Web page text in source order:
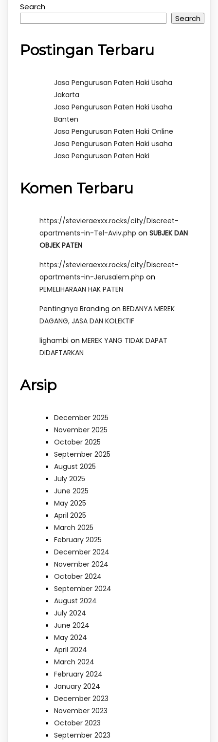
Search
Search
Postingan Terbaru
Jasa Pengurusan Paten Haki Usaha
Jakarta
Jasa Pengurusan Paten Haki Usaha
Banten
Jasa Pengurusan Paten Haki Online
Jasa Pengurusan Paten Haki usaha
Jasa Pengurusan Paten Haki
Komen Terbaru
https://stevieraexxx.rocks/city/Discreet-
apartments-in-Tel-Aviv.php on SUBJEK DAN
OBJEK PATEN
https://stevieraexxx.rocks/city/Discreet-
apartments-in-Jerusalem.php on
PEMELIHARAAN HAK PATEN
Pentingnya Branding on BEDANYA MEREK
DAGANG, JASA DAN KOLEKTIF
lighambi on MEREK YANG TIDAK DAPAT
DIDAFTARKAN
Arsip
December 2025
November 2025
October 2025
September 2025
August 2025
July 2025
June 2025
May 2025
April 2025
March 2025
February 2025
December 2024
November 2024
October 2024
September 2024
August 2024
July 2024
June 2024
May 2024
April 2024
March 2024
February 2024
January 2024
December 2023
November 2023
October 2023
September 2023